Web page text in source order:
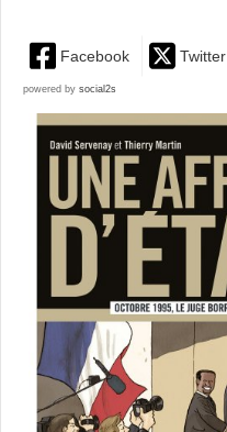
Facebook Twitter
powered by social2s